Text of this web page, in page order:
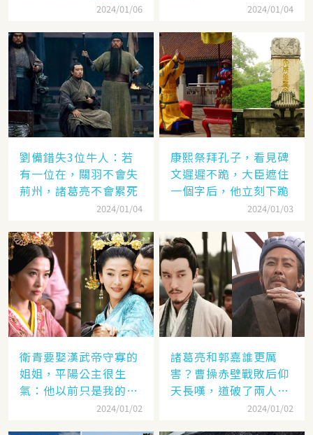
2024/01/06 2024/01/04
劉備錯失3位牛人：若
有一位在，關羽不會失
荊州，諸葛亮不會累死
2024/01/04
康熙祭拜孔子，看見碑
文遲遲不跪，大臣遮住
一個字后，他立刻下跪
2024/01/03
衛青要娶漢武帝守寡的
姐姐，平陽公主很生
氣：他以前只是我的奴
2024/01/02
諸葛亮和郭嘉誰更厲
害？曹操赤壁戰敗后仰
天長嘆，道破了兩人高
2024/01/02